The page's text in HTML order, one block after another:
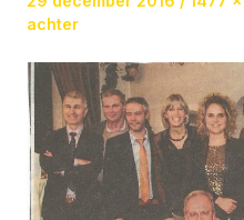
op
achter